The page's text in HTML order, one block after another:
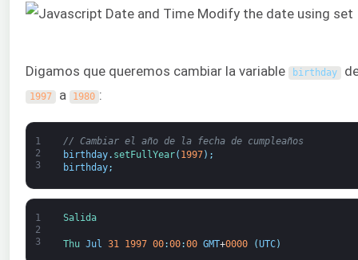
Digamos que queremos cambiar la variable birthday
1997 a 1980 :
1
2
3
// Cambiar el año de la fecha de cumpleaños
birthday. setFullYear( 1997) ;
birthday;
1
2
3
Salida
Thu Jul 31 1997 00:00:00 GMT+0000 (UTC)